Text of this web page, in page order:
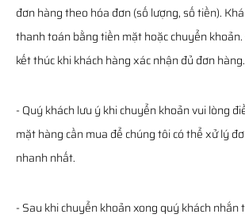
đơn hàng theo hóa đơn (số lượng, số tiền).
thanh toán bằng tiền mặt hoặc chuyển khoản.
kết thúc khi khách hàng xác nhận đủ đơn hàng.
- Quý khách lưu ý khi chuyển khoản vui lòng
mặt hàng cần mua để chúng tôi có thể xử lý
nhanh nhất.
- Sau khi chuyển khoản xong quý khách nhắn